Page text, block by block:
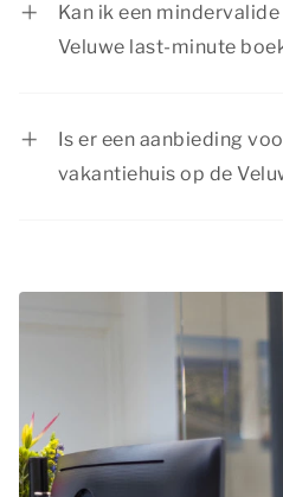
Kan ik een
Veluwe last-minute
Is er een aanbieding
vakantiehuis op de